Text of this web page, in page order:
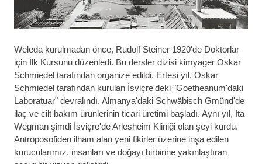
Weleda kurulmadan önce, Rudolf Steiner 1920'de Doktorlar
için İlk Kursunu düzenledi. Bu dersler dizisi kimyager Oskar
Schmiedel tarafından organize edildi. Ertesi yıl, Oskar
Schmiedel tarafından kurulan İsviçre'deki "Goetheanum'daki
Laboratuar" devralındı. Almanya'daki Schwäbisch Gmünd'de
ilaç ve cilt bakım ürünlerinin ticari üretimi başladı. Aynı yıl, Ita
Wegman şimdi İsviçre'de Arlesheim Kliniği olan şeyi kurdu.
Antroposofiden ilham alan yeni fikirler üzerine inşa edilen
kurucularımız, insanları ve doğayı birbirine yakınlaştıran